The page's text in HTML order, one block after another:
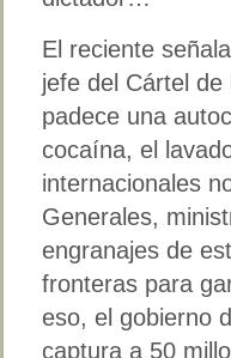
El reciente
jefe del Cártel
padece una
cocaína, el
internacionales
Generales,
engranajes de
fronteras para
eso, el gobierno
captura a 50